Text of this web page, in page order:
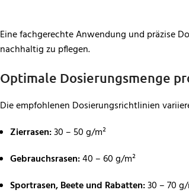
Eine fachgerechte Anwendung und präzise
nachhaltig zu pflegen.
Optimale Dosierungsmenge
Die empfohlenen Dosierungsrichtlinien
Zierrasen:30 – 50 g/m²
Gebrauchsrasen:40 – 60 g/m²
Sportrasen, Beete und Rabatten:30 – 70 g/